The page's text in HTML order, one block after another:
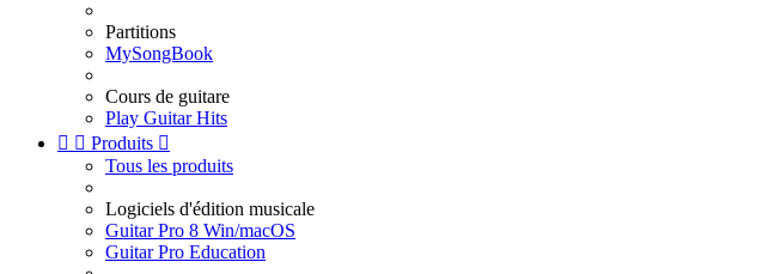
Partitions
MySongBook
Cours de guitare
Play Guitar Hits
  Produits 
Tous les produits
Logiciels d'édition musicale
Guitar Pro 8 Win/macOS
Guitar Pro Education